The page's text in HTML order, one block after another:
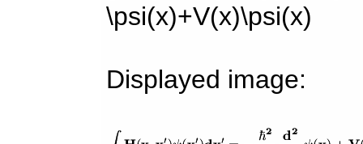
\psi(x)+V(x)\psi(x)
Displayed image: